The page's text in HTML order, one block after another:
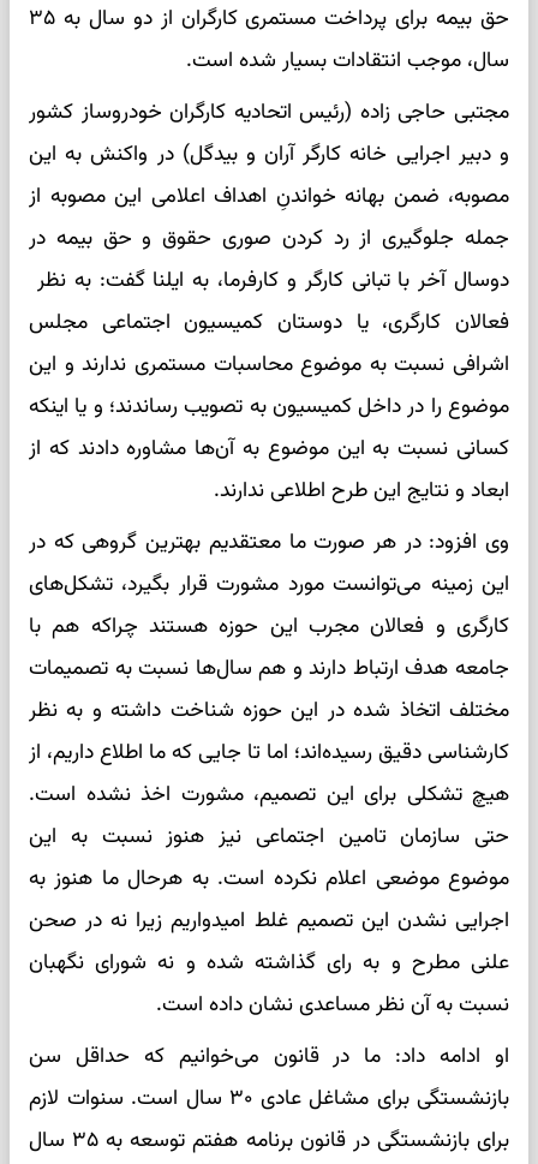
حق بیمه برای پرداخت مستمری کارگران از دو سال به ۳۵
سال، موجب انتقادات بسیار شده است.
مجتبی حاجی زاده (رئیس اتحادیه کارگران خودروساز کشور
و دبیر اجرایی خانه کارگر آران و بیدگل) در واکنش به این
مصوبه، ضمن بهانه خواندنِ اهداف اعلامی این مصوبه از
جمله جلوگیری از رد کردن صوری حقوق و حق بیمه در
دوسال آخر با تبانی کارگر و کارفرما، به ایلنا گفت: به نظر
فعالان کارگری، یا دوستان کمیسیون اجتماعی مجلس
اشرافی نسبت به موضوع محاسبات مستمری ندارند و این
موضوع را در داخل کمیسیون به تصویب رساندند؛ و یا اینکه
کسانی نسبت به این موضوع به آن‌ها مشاوره دادند که از
ابعاد و نتایج این طرح اطلاعی ندارند.
وی افزود: در هر صورت ما معتقدیم بهترین گروهی که در
این زمینه می‌توانست مورد مشورت قرار بگیرد، تشکل‌های
کارگری و فعالان مجرب این حوزه هستند چراکه هم با
جامعه هدف ارتباط دارند و هم سال‌ها نسبت به تصمیمات
مختلف اتخاذ شده در این حوزه شناخت داشته و به نظر
کارشناسی دقیق رسیده‌اند؛ اما تا جایی که ما اطلاع داریم، از
هیچ تشکلی برای این تصمیم، مشورت اخذ نشده است.
حتی سازمان تامین اجتماعی نیز هنوز نسبت به این
موضوع موضعی اعلام نکرده است. به هرحال ما هنوز به
اجرایی نشدن این تصمیم غلط امیدواریم زیرا نه در صحن
علنی مطرح و به رای گذاشته شده و نه شورای نگهبان
نسبت به آن نظر مساعدی نشان داده است.
او ادامه داد: ما در قانون می‌خوانیم که حداقل سن
بازنشستگی برای مشاغل عادی ۳۰ سال است. سنوات لازم
برای بازنشستگی در قانون برنامه هفتم توسعه به ۳۵ سال